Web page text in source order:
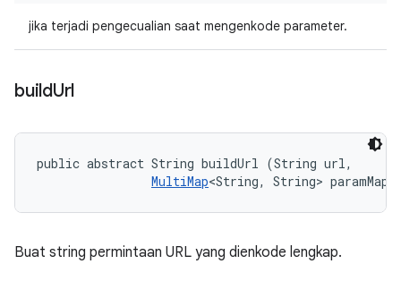
jika terjadi pengecualian saat mengenkode parameter.
buildUrl
public abstract String buildUrl (String url,
MultiMap<String, String> paramMap)
Buat string permintaan URL yang dienkode lengkap.